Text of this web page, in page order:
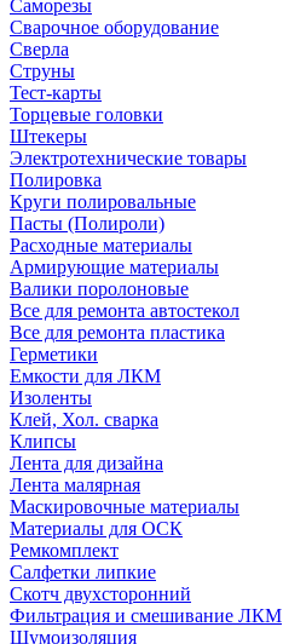
Саморезы
Сварочное оборудование
Сверла
Струны
Тест-карты
Торцевые головки
Штекеры
Электротехнические товары
Полировка
Круги полировальные
Пасты (Полироли)
Расходные материалы
Армирующие материалы
Валики поролоновые
Все для ремонта автостекол
Все для ремонта пластика
Герметики
Емкости для ЛКМ
Изоленты
Клей, Хол. сварка
Клипсы
Лента для дизайна
Лента малярная
Маскировочные материалы
Материалы для ОСК
Ремкомплект
Салфетки липкие
Скотч двухсторонний
Фильтрация и смешивание ЛКМ
Шумоизоляция